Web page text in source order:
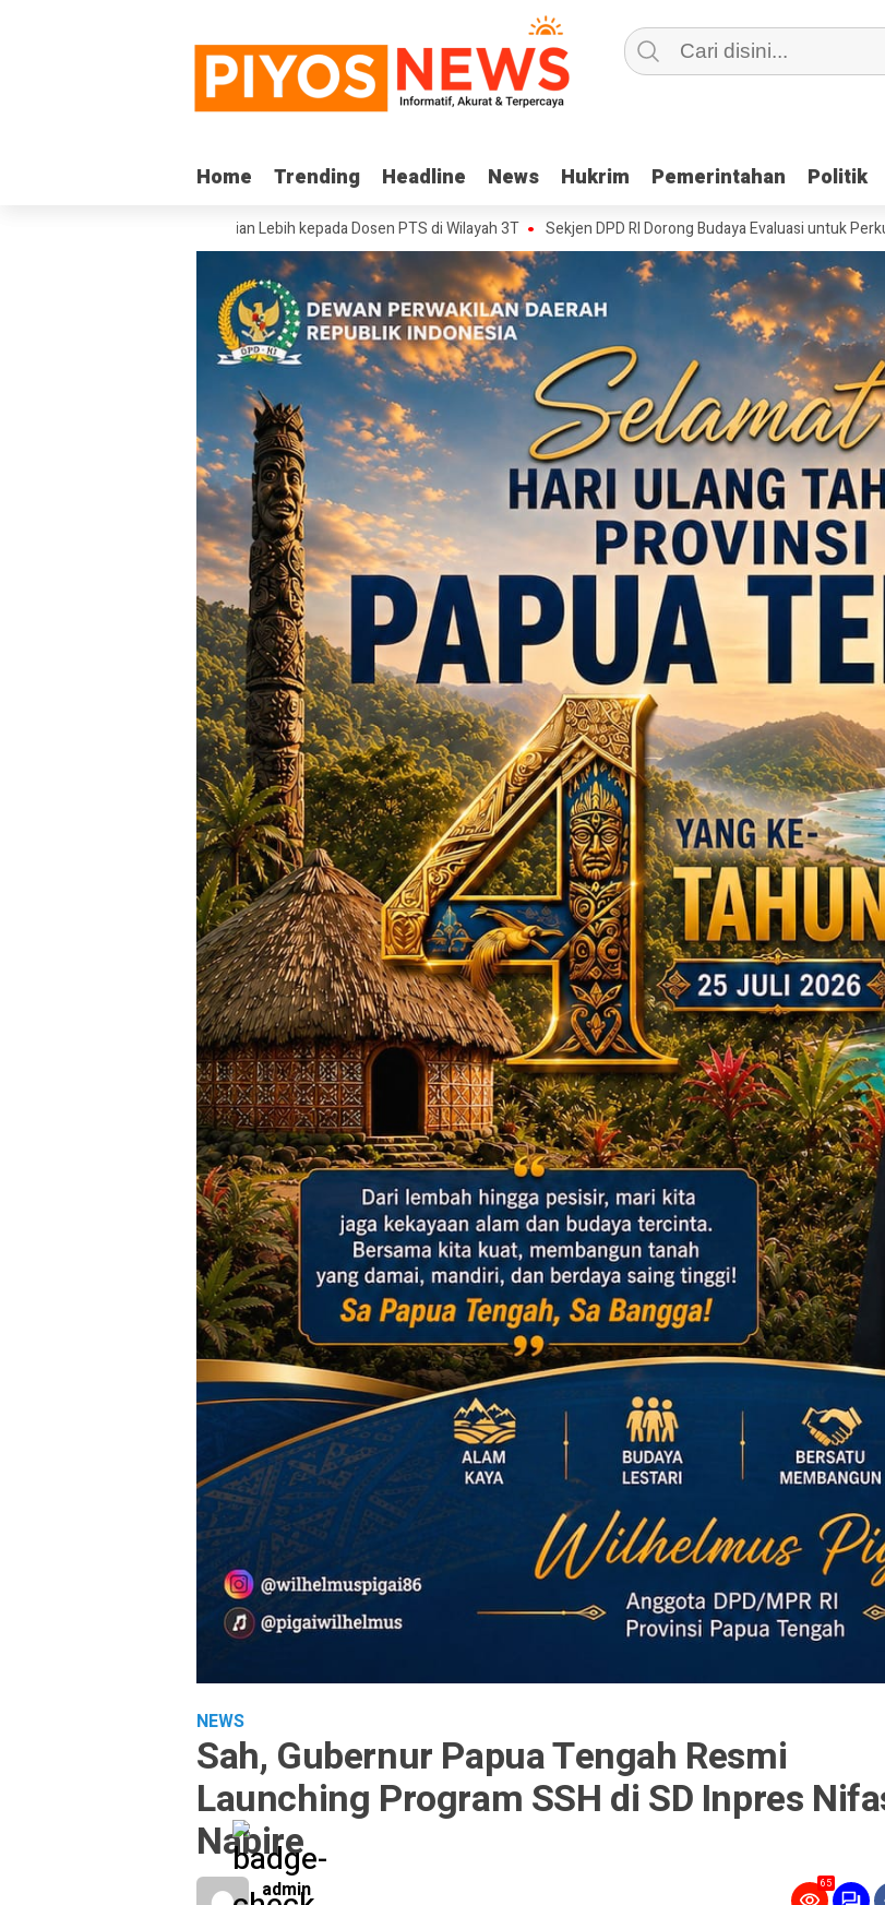
Home Trending Headline News Hukrim Pemerintahan Politik
Home Trending Headline News Hukrim Pemerintahan Politik
Beri Perhatian Lebih kepada Dosen PTS di Wilayah 3T Sekjen DPD RI Dorong Budaya Evaluasi untuk Perkuat Kinerja
NEWS
Sah, Gubernur Papua Tengah Resmi
Launching Program SSH di SD Inpres
Nabire
admin 65